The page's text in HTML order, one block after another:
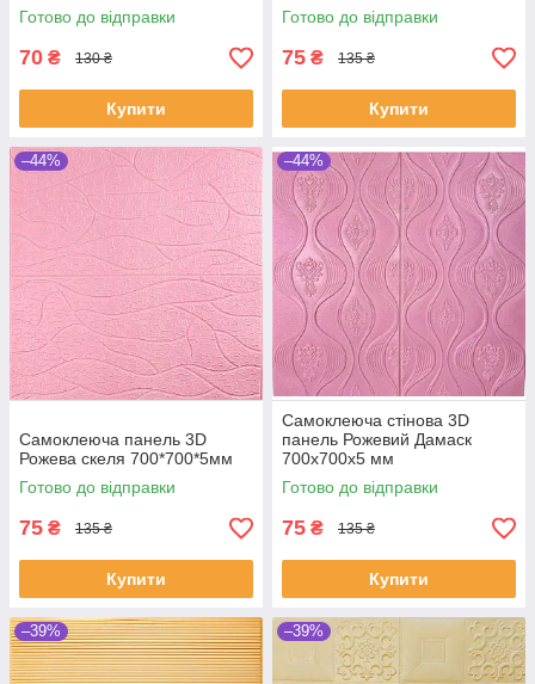
Готово до відправки
70 ₴ 130 ₴
Купити
Готово до відправки
75 ₴ 135 ₴
Купити
–44%
Самоклеюча панель 3D
Рожева скеля 700*700*5мм
Готово до відправки
75 ₴ 135 ₴
Купити
–44%
Самоклеюча стінова 3D
панель Рожевий Дамаск
700х700х5 мм
Готово до відправки
75 ₴ 135 ₴
Купити
–39% –39%